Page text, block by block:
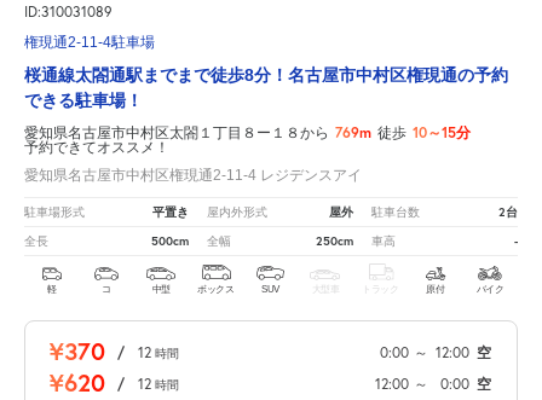
ID:310031089
権現通2-11-4駐車場
桜通線太閤通駅までまで徒歩8分！名古屋市中村区権現通の予約
できる駐車場！
愛知県名古屋市中村区太閤１丁目８ー１８から 769m 徒歩 10～15分
予約できてオススメ！
愛知県名古屋市中村区権現通2-11-4 レジデンスアイ
駐車場形式 平置き 屋内外形式 屋外 駐車台数 2台
全長 500cm 全幅 250cm 車高 -
軽 コ 中型 ボックス SUV 大型車 トラック 原付 バイク
¥370 / 12 時間 0:00 ～ 12:00 空
¥620 / 12 時間 12:00 ～ 0:00 空